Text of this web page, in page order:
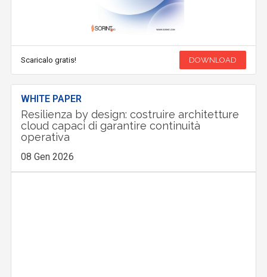
Scaricalo gratis! DOWNLOAD
WHITE PAPER
Resilienza by design: costruire architetture
cloud capaci di garantire continuità
operativa
08 Gen 2026